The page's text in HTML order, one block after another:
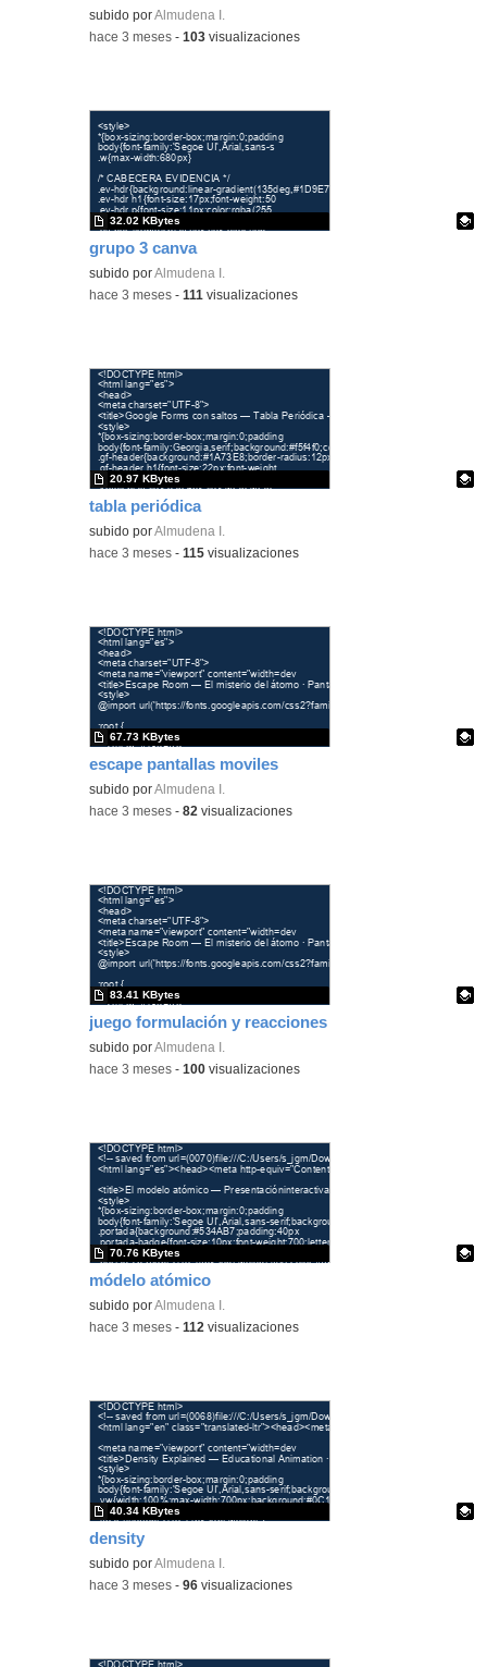
Contenido educativo.
subido porAlmudena I.
-hace 3 meses -103 visualizaciones
grupo 3 canva
Contenido educativo.
subido porAlmudena I.
32.02 KBytes
-hace 3 meses -111 visualizaciones
tabla periódica
Contenido educativo.
subido porAlmudena I.
20.97 KBytes
-hace 3 meses -115 visualizaciones
escape pantallas moviles
Contenido educativo.
subido porAlmudena I.
67.73 KBytes
-hace 3 meses -82 visualizaciones
juego formulación y reacciones
Contenido educativo.
subido porAlmudena I.
83.41 KBytes
-hace 3 meses -100 visualizaciones
módelo atómico
Contenido educativo.
subido porAlmudena I.
70.76 KBytes
-hace 3 meses -112 visualizaciones
density
Contenido educativo.
subido porAlmudena I.
40.34 KBytes
-hace 3 meses -96 visualizaciones